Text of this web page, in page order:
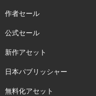
作者セール
公式セール
新作アセット
日本パブリッシャー
無料化アセット